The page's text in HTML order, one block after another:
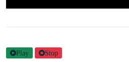
Play Stop